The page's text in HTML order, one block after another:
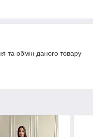
та обмін даного товару